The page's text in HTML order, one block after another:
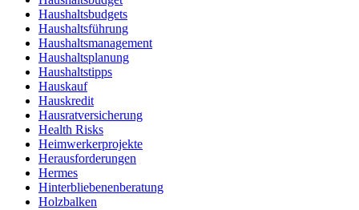
Haushaltsbudgets
Haushaltsführung
Haushaltsmanagement
Haushaltsplanung
Haushaltstipps
Hauskauf
Hauskredit
Hausratversicherung
Health Risks
Heimwerkerprojekte
Herausforderungen
Hermes
Hinterbliebenenberatung
Holzbalken